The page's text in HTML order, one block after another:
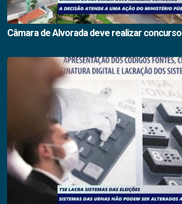
Câmara de Alvorada deve realizar concurso